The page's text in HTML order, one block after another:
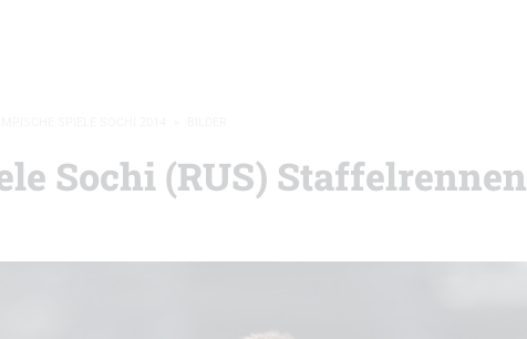
Sochi (RUS) Staffelrennen